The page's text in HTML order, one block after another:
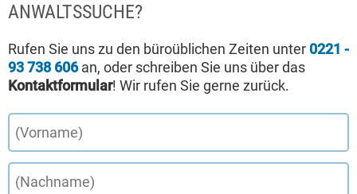
ANWALTSSUCHE?
Rufen Sie uns zu den büroüblichen Zeiten unter 0221 -
93 738 606an, oder schreiben Sie uns über das
Kontaktformular! Wir rufen Sie gerne zurück.